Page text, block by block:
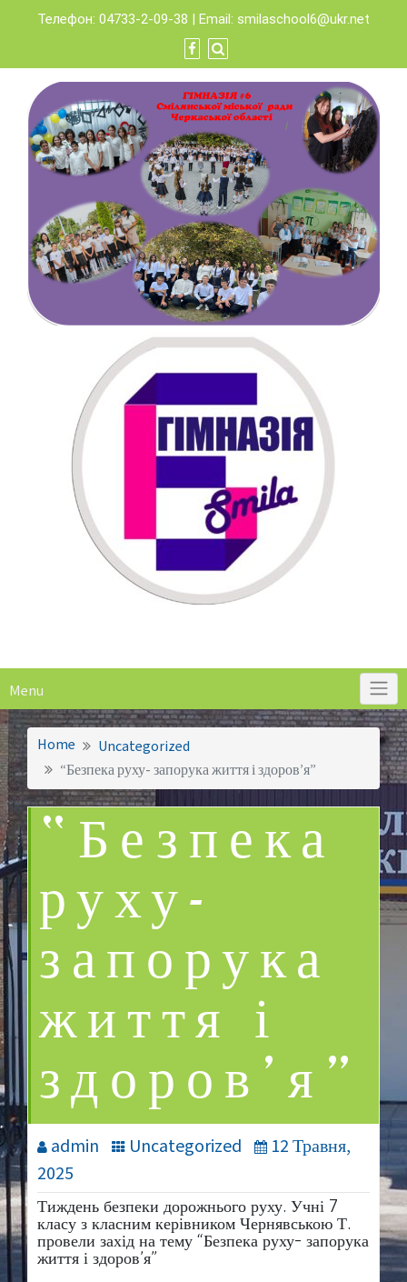
content
Телефон: 04733-2-09-38 | Email: smilaschool6@ukr.net
Menu
Home
Uncategorized
“Безпека руху- запорука життя і здоров’я”
“Безпека
руху-
запорука
життя і
здоров’я”
admin Uncategorized
12 Травня,
2025
Тиждень безпеки дорожнього руху. Учні 7
класу з класним керівником Чернявською Т.
провели захід на тему “Безпека руху- запорука
життя і здоров’я”